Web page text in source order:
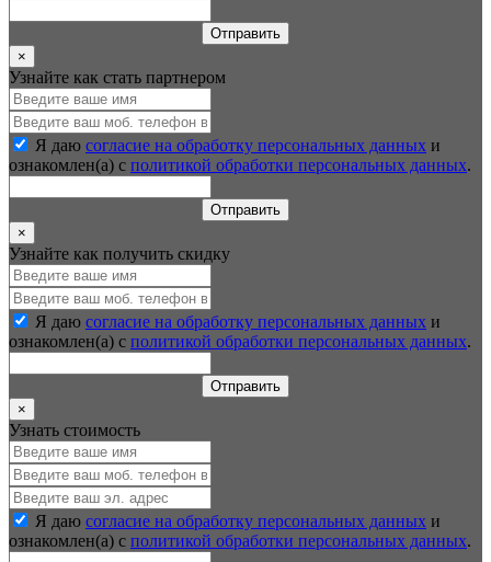
Отправить
×
Узнайте как стать партнером
Я даю согласие на обработку персональных данных и
ознакомлен(а) с политикой обработки персональных данных.
Отправить
×
Узнайте как получить скидку
Я даю согласие на обработку персональных данных и
ознакомлен(а) с политикой обработки персональных данных.
Отправить
×
Узнать стоимость
Я даю согласие на обработку персональных данных и
ознакомлен(а) с политикой обработки персональных данных.